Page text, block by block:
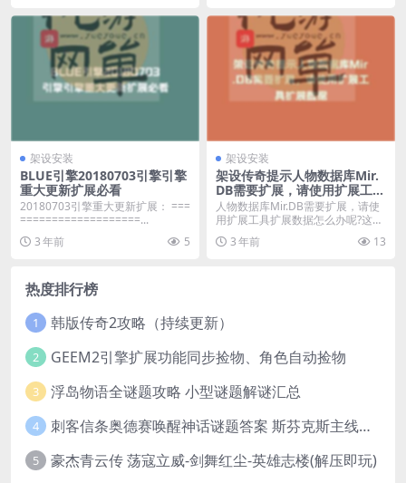
架设安装
BLUE引擎20180703引擎引擎
重大更新扩展必看
20180703引擎重大更新扩展： ===
===================...
3 年前
5
架设安装
架设传奇提示人物数据库Mir.
DB需要扩展，请使用扩展工具
扩展数据
人物数据库Mir.DB需要扩展，请使
用扩展工具扩展数据怎么办呢?这是
很常见的一种...
3 年前 13
热度排行榜
1 韩版传奇2攻略（持续更新）
2 GEEM2引擎扩展功能同步捡物、角色自动捡物
3 浮岛物语全谜题攻略 小型谜题解谜汇总
4 刺客信条奥德赛唤醒神话谜题答案 斯芬克斯主线攻略
5 豪杰青云传 荡寇立威-剑舞红尘-英雄志楼(解压即玩)